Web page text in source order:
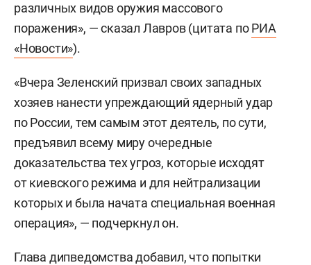
различных видов оружия массового
поражения», — сказал Лавров (цитата поРИА
«Новости»).
«Вчера Зеленский призвал своих западных
хозяев нанести упреждающий ядерный удар
по России, тем самым этот деятель, по сути,
предъявил всему миру очередные
доказательства тех угроз, которые исходят
от киевского режима и для нейтрализации
которых и была начата специальная военная
операция», — подчеркнул он.
Глава дипведомства добавил, что попытки